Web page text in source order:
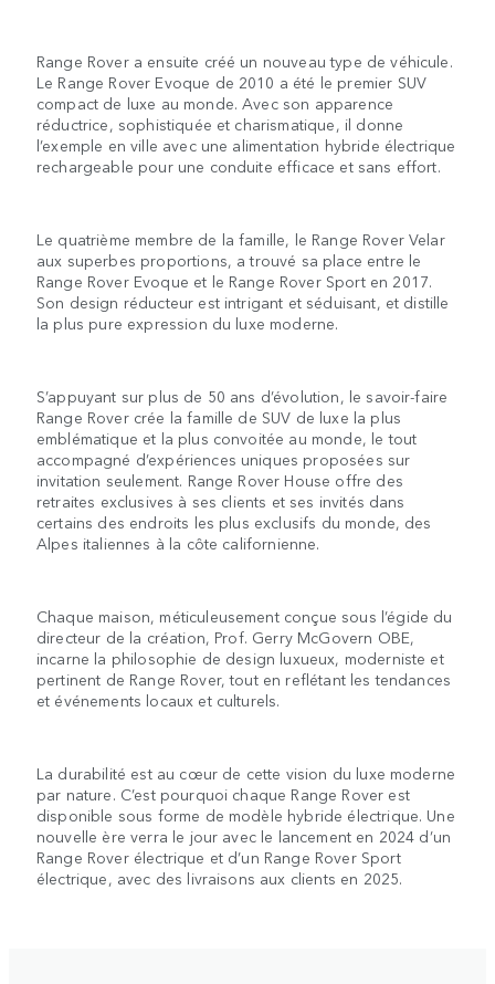
Range Rover a ensuite créé un nouveau type de véhicule.
Le Range Rover Evoque de 2010 a été le premier SUV
compact de luxe au monde. Avec son apparence
réductrice, sophistiquée et charismatique, il donne
l’exemple en ville avec une alimentation hybride électrique
rechargeable pour une conduite efficace et sans effort.
Le quatrième membre de la famille, le Range Rover Velar
aux superbes proportions, a trouvé sa place entre le
Range Rover Evoque et le Range Rover Sport en 2017.
Son design réducteur est intrigant et séduisant, et distille
la plus pure expression du luxe moderne.
S’appuyant sur plus de 50 ans d’évolution, le savoir-faire
Range Rover crée la famille de SUV de luxe la plus
emblématique et la plus convoitée au monde, le tout
accompagné d’expériences uniques proposées sur
invitation seulement. Range Rover House offre des
retraites exclusives à ses clients et ses invités dans
certains des endroits les plus exclusifs du monde, des
Alpes italiennes à la côte californienne.
Chaque maison, méticuleusement conçue sous l’égide du
directeur de la création, Prof. Gerry McGovern OBE,
incarne la philosophie de design luxueux, moderniste et
pertinent de Range Rover, tout en reflétant les tendances
et événements locaux et culturels.
La durabilité est au cœur de cette vision du luxe moderne
par nature. C’est pourquoi chaque Range Rover est
disponible sous forme de modèle hybride électrique. Une
nouvelle ère verra le jour avec le lancement en 2024 d’un
Range Rover électrique et d’un Range Rover Sport
électrique, avec des livraisons aux clients en 2025.